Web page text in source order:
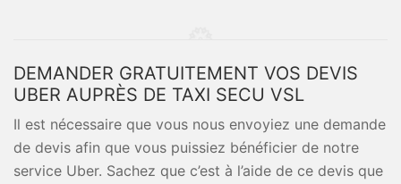
DEMANDER GRATUITEMENT VOS DEVIS
UBER AUPRÈS DE TAXI SECU VSL
Il est nécessaire que vous nous envoyiez une demande
de devis afin que vous puissiez bénéficier de notre
service Uber. Sachez que c’est à l’aide de ce devis que